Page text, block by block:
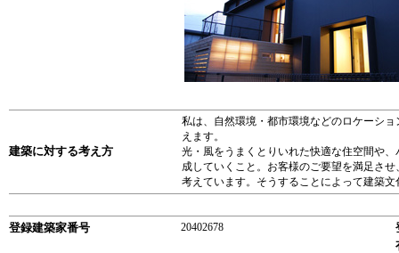
建築に対する考え方
私は、自然環境・都市環境などのロケーシ
えます。
光・風をうまくとりいれた快適な住空間や
成していくこと。お客様のご要望を満足さ
考えています。そうすることによって建築
登録建築家番号 20402678